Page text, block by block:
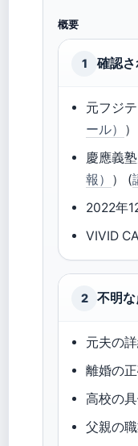
概要
1 確認
元フジ
ール） ）
慶應義
報） ） (
2022年
VIVID
2 不明な
元夫の
離婚の
高校の
父親の